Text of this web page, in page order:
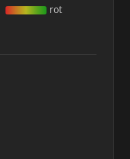
rot